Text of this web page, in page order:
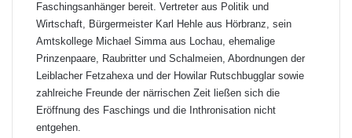
Faschingsanhänger bereit. Vertreter aus Politik und
Wirtschaft, Bürgermeister Karl Hehle aus Hörbranz, sein
Amtskollege Michael Simma aus Lochau, ehemalige
Prinzenpaare, Raubritter und Schalmeien, Abordnungen der
Leiblacher Fetzahexa und der Howilar Rutschbugglar sowie
zahlreiche Freunde der närrischen Zeit ließen sich die
Eröffnung des Faschings und die Inthronisation nicht
entgehen.